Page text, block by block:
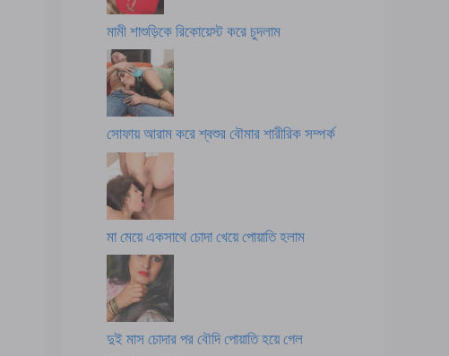
মামী শাশুড়িকে রিকোয়েস্ট করে চুদলাম
সোফায় আরাম করে শ্বশুর বৌমার শারীরিক সম্পর্ক
মা মেয়ে একসাথে চোদা খেয়ে পোয়াতি হলাম
দুই মাস চোদার পর বৌদি পোয়াতি হয়ে গেল